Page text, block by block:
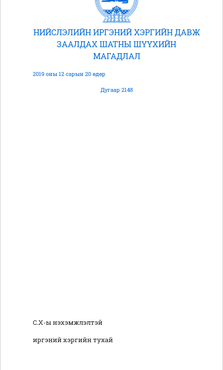
НИЙСЛЭЛИЙН ИРГЭНИЙ ХЭРГИЙН ДАВЖ
ЗААЛДАХ ШАТНЫ ШҮҮХИЙН
МАГАДЛАЛ
2019 оны 12 сарын 20 өдөр
Дугаар 2148
С.Х-ы нэхэмжлэлтэй
иргэний хэргийн тухай